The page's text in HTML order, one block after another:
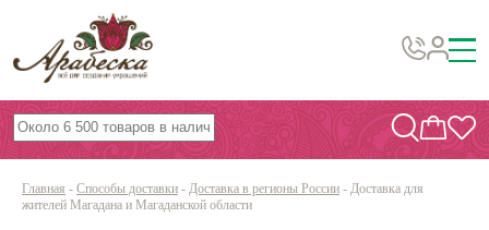
Бусины, подвески, декор
Бисер
Вышивка украшений
Главная - Способы доставки - Доставка в регионы России - Доставка для
жителей Магадана и Магаданской области